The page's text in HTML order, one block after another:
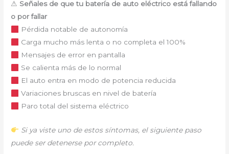
⚠ Señales de que tu batería de auto eléctrico está fallando
o por fallar
Pérdida notable de autonomía
Carga mucho más lenta o no completa el 100%
Mensajes de error en pantalla
Se calienta más de lo normal
El auto entra en modo de potencia reducida
Variaciones bruscas en nivel de batería
Paro total del sistema eléctrico
Si ya viste uno de estos síntomas, el siguiente paso
puede ser detenerse por completo.